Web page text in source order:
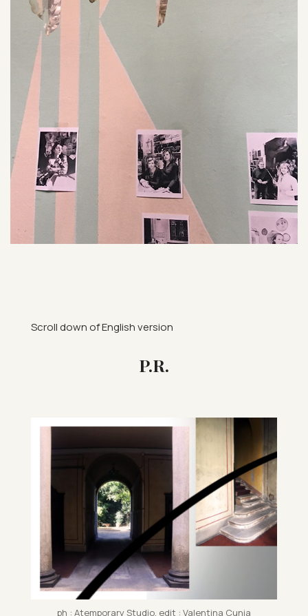
Scroll down of Eng­lish ver­sion
P.R.
ph : Atem­por­ary Stu­dio, edit : Valentina Cunja